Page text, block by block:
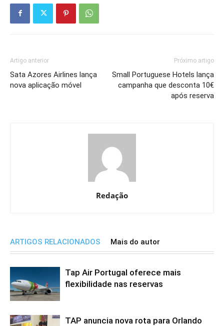
Artigo anterior
Sata Azores Airlines lança
nova aplicação móvel
Próximo artigo
Small Portuguese Hotels lança
campanha que desconta 10€
após reserva
Redação
ARTIGOS RELACIONADOS Mais do autor
Tap Air Portugal oferece mais
flexibilidade nas reservas
TAP anuncia nova rota para Orlando